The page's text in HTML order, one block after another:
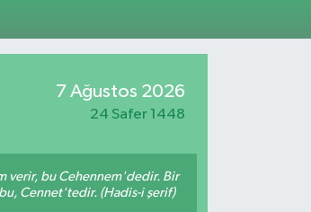
7 Ağustos 2026
24 Safer 1448
verir, bu Cehennem'dedir. Bir
Cennet'tedir. (Hadis-i şerif)